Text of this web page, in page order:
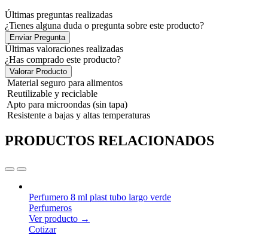
Últimas preguntas realizadas
¿Tienes alguna duda o pregunta sobre este producto?
Enviar Pregunta
Últimas valoraciones realizadas
¿Has comprado este producto?
Valorar Producto
Material seguro para alimentos
Reutilizable y reciclable
Apto para microondas (sin tapa)
Resistente a bajas y altas temperaturas
PRODUCTOS RELACIONADOS
Perfumero 8 ml plast tubo largo verde
Perfumeros
Ver producto →
Cotizar